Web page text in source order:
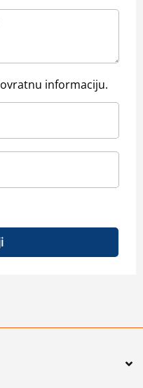
informaciju.